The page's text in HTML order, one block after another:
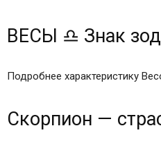
ВЕСЫ ♎ Знак
Подробнее характеристику
Скорпион —